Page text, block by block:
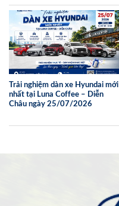
Trải nghiệm dàn xe Hyundai mới
nhất tại Luna Coffee – Diễn
Châu ngày 25/07/2026